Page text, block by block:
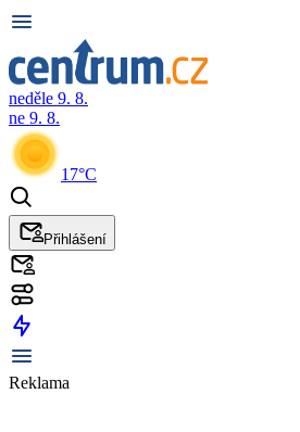
neděle 9. 8.
ne 9. 8.
17°C
Přihlášení
Reklama